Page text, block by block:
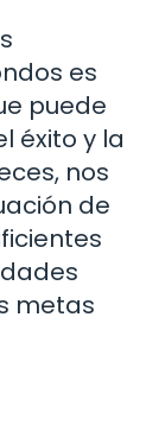
es
puede
éxito y la
nos
de
metas